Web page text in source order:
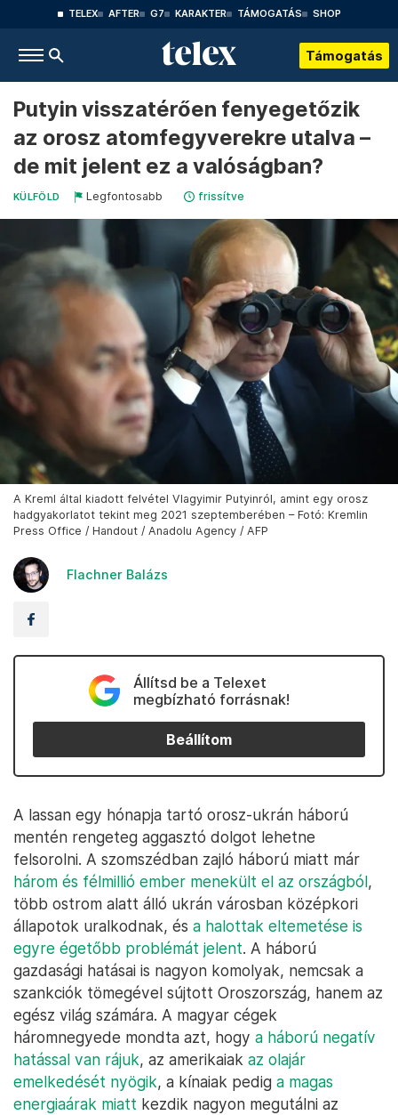
TELEX AFTER G7 KARAKTER TÁMOGATÁS SHOP
Támogatás
Putyin visszatérően fenyegetőzik
az orosz atomfegyverekre utalva –
de mit jelent ez a valóságban?
KÜLFÖLD Legfontosabb frissítve
A Kreml által kiadott felvétel Vlagyimir Putyinról, amint egy orosz
hadgyakorlatot tekint meg 2021 szeptemberében – Fotó: Kremlin
Press Office / Handout / Anadolu Agency / AFP
Flachner Balázs
Állítsd be a Telexet
megbízható forrásnak!
Beállítom
A lassan egy hónapja tartó orosz-ukrán háború
mentén rengeteg aggasztó dolgot lehetne
felsorolni. A szomszédban zajló háború miatt már
három és félmillió ember menekült el az országból,
több ostrom alatt álló ukrán városban középkori
állapotok uralkodnak, és a halottak eltemetése is
egyre égetőbb problémát jelent. A háború
gazdasági hatásai is nagyon komolyak, nemcsak a
szankciók tömegével sújtott Oroszország, hanem az
egész világ számára. A magyar cégek
háromnegyede mondta azt, hogy a háború negatív
hatással van rájuk, az amerikaiak az olajár
emelkedését nyögik, a kínaiak pedig a magas
energiaárak miatt kezdik nagyon megutálni az